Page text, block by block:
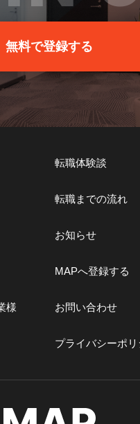
無料で登録する
転職体験談
転職までの流れ
お知らせ
様
MAPへ登録する
お問い合わせ
プライバシーポリ